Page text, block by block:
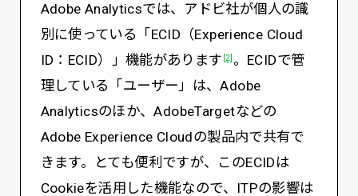
Adobe Analyticsでは、アドビ社が個人の識
別に使っている「ECID（Experience Cloud
ID：ECID）」機能があります [2] 。ECIDで管
理している「ユーザー」は、Adobe
Analyticsのほか、AdobeTargetなどの
Adobe Experience Cloudの製品内で共有で
きます。とても便利ですが、このECIDは
Cookieを活用した機能なので、ITPの影響は